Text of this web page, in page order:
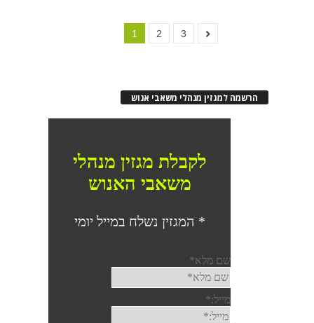
1 2 3
הרשמה למגזין מנהלי משאבי אנוש